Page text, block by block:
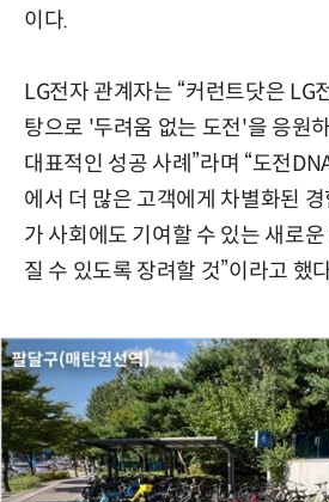
이다.
LG전자 관계자는 “커런트닷은 LG
탕으로 '두려움 없는 도전'을 응원
대표적인 성공 사례”라며 “도전
에서 더 많은 고객에게 차별화된
가 사회에도 기여할 수 있는 새로
질 수 있도록 장려할 것”이라고 했